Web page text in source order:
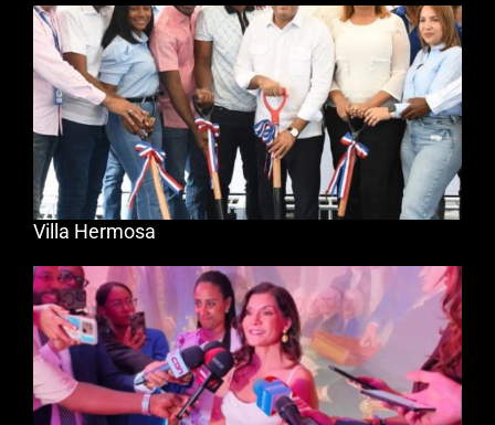
Villa Hermosa